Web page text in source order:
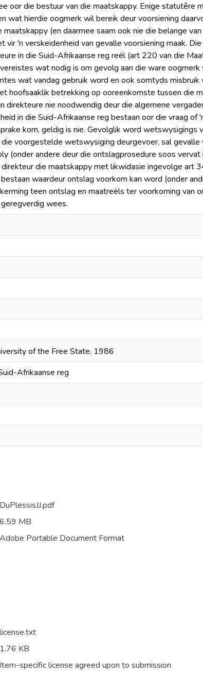
oor die bestuur van die maatskappy. Enige statutêre
wat hierdie oogmerk wil bereik deur voorsiening
(en daarmee saam ook nie die belange
vir 'n verskeidenheid van gevalle voorsiening maak.
in die Suid-Afrikaanse reg reël (art 220 van die
wat nodig is om gevolg aan die ware oogmerk
wat vandag gebruik word en ook somtyds misbruik
hoofsaaklik betrekking op ooreenkomste tussen die
direkteure nie noodwendig deur die algemene
in die Suid-Afrikaanse reg bestaan oor die vraag of
kom, geldig is nie. Gevolglik word wetswysigings
voorgestelde wetswysiging deurgevoer, sal gevalle
(onder andere deur die ontslagprosedure soos
die maatskappy met likwidasie ingevolge art
waardeur ontslag voorkom kan word (onder
teen ontslag en maatreëls ter voorkoming van
wees.
of the Free State, 1986
Afrikaanse reg
DuPlessisJJ.pdf
6.59 MB
Adobe Portable Document Format
license.txt
1.76 KB
Item-specific license agreed upon to submission